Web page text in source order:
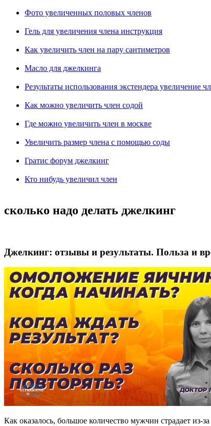
Фото увеличенных половых членов
Гель для увеличения члена инструкция
Как увеличить член на пару сантиметров
Масло для джелкинга
Результаты использования экстендера увеличение
Как можно увеличить член содой
Где можно увеличить член в москве
Увеличить размер члена с помощью соды
Гратис форум джелкинг
Кто нибудь увеличил член
сколько надо делать джелкинг
Джелкинг: отзывы и результаты. Польза и
Как оказалось, большое количество мужчин страдает